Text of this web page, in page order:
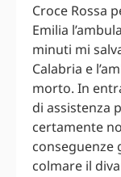
Croce Rossa
Emilia
minuti mi
Calabria e
morto. In
di assistenza
certamente
conseguenze
colmare il